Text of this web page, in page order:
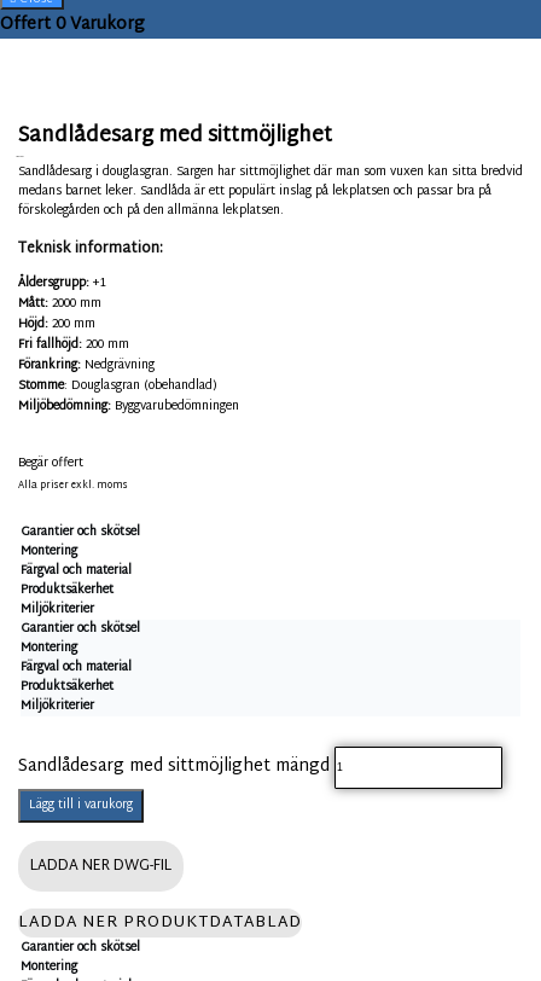
Offert0Varukorg
Sandlådesarg med sittmöjlighet
Sandlådesarg i douglasgran. Sargen har sittmöjlighet där man som vuxen kan sitta bredvid
medans barnet leker. Sandlåda är ett populärt inslag på lekplatsen och passar bra på
förskolegården och på den allmänna lekplatsen.
Teknisk information:
Åldersgrupp:+1
Mått:2000 mm
Höjd:200 mm
Fri fallhöjd:200 mm
Förankring: Nedgrävning
Stomme: Douglasgran (obehandlad)
Miljöbedömning: Byggvarubedömningen
Begär offert
Alla priser exkl. moms
Garantier och skötsel
Montering
Färgval och material
Produktsäkerhet
Miljökriterier
Garantier och skötsel
Montering
Färgval och material
Produktsäkerhet
Miljökriterier
Sandlådesarg med sittmöjlighet mängd
Lägg till i varukorg
LADDA NER DWG-FIL
LADDA NER PRODUKTDATABLAD
Garantier och skötsel
Montering